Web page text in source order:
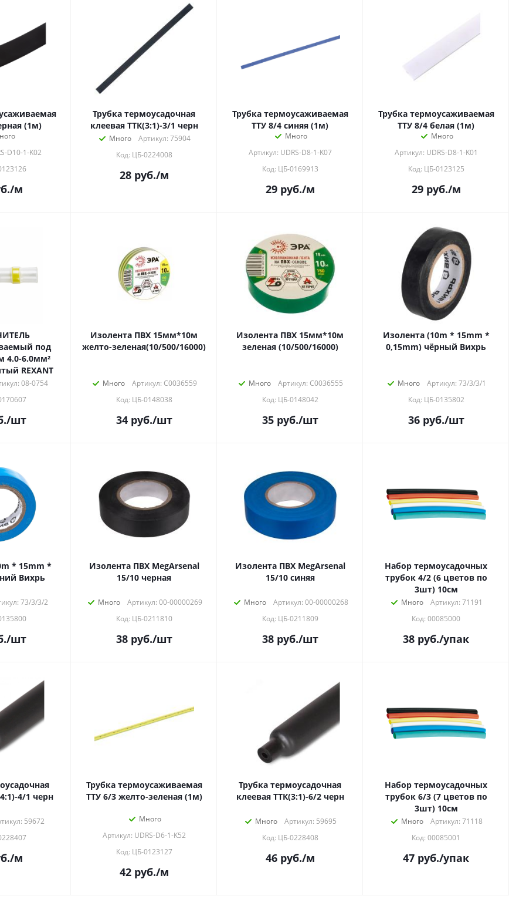
(1м)
D10-1-K02
/м
Трубка термоусадочная
клеевая ТТК(3:1)-3/1 черн
Много
Артикул: 75904
Код: ЦБ-0224008
28руб./м
Трубка термоусаживаемая
ТТУ 8/4 синяя (1м)
Много
Артикул: UDRS-D8-1-K07
Код: ЦБ-0169913
29руб./м
Трубка термоусаживаемая
ТТУ 8/4 белая (1м)
Много
Артикул: UDRS-D8-1-K01
Код: ЦБ-0123125
29руб./м
под
(ПК-т 6.0) желтый REXANT
08-0754
/шт
Изолента ПВХ 15мм*10м
желто-зеленая(10/500/16000)
Много
Артикул: C0036559
Код: ЦБ-0148038
34руб./шт
Изолента ПВХ 15мм*10м
зеленая (10/500/16000)
Много
Артикул: C0036555
Код: ЦБ-0148042
35руб./шт
Изолента (10m * 15mm *
0,15mm) чёрный Вихрь
Много
Артикул: 73/3/3/1
Код: ЦБ-0135802
36руб./шт
* 15mm *
Вихрь
73/3/3/2
/шт
Изолента ПВХ MegArsenal
15/10 черная
Много
Артикул: 00-00000269
Код: ЦБ-0211810
38руб./шт
Изолента ПВХ MegArsenal
15/10 синяя
Много
Артикул: 00-00000268
Код: ЦБ-0211809
38руб./шт
Набор термоусадочных
трубок 4/2 (6 цветов по
3шт) 10см
Много
Артикул: 71191
Код: 00085000
38 руб./упак
4/1 черн
59672
/м
Трубка термоусаживаемая
ТТУ 6/3 желто-зеленая (1м)
Много
Артикул: UDRS-D6-1-K52
Код: ЦБ-0123127
42руб./м
Трубка термоусадочная
клеевая ТТК(3:1)-6/2 черн
Много
Артикул: 59695
Код: ЦБ-0228408
46руб./м
Набор термоусадочных
трубок 6/3 (7 цветов по
3шт) 10см
Много
Артикул: 71118
Код: 00085001
47 руб./упак